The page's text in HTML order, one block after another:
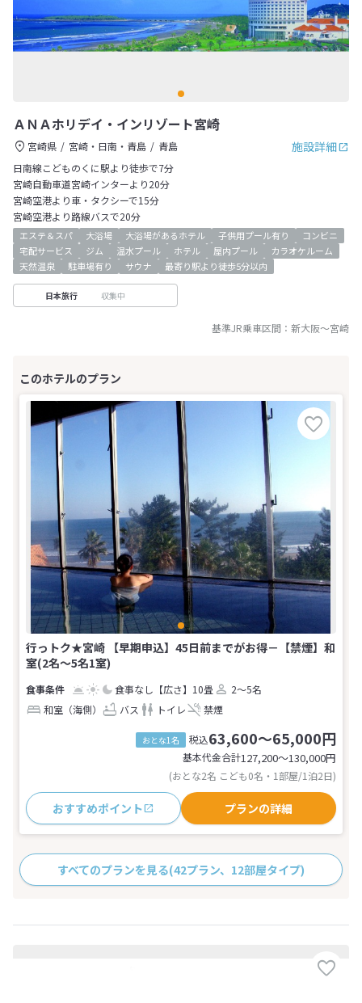
ＡＮＡホリデイ・インリゾート宮崎
施設詳細
宮崎県 宮崎・日南・青島
青島
日南線こどものくに駅より徒歩で7分
宮崎自動車道宮崎インターより20分
宮崎空港より車・タクシーで15分
宮崎空港より路線バスで20分
エステ＆スパ 大浴場 大浴場があるホテル 子供用プール有り
コンビニ
宅配サービス
ジム 温水プール ホテル 屋内プール
カラオケルーム
天然温泉
駐車場有り サウナ 最寄り駅より徒歩5分以内
日本旅行 収集中
基準JR乗車区間： 新大阪～宮崎
行っトク★宮崎 【早期申込】45日前までがお得－【禁煙】和
室(2名～5名1室)
食事なし 【広さ】10畳
2～5名
和室（海側）
バス トイレ 禁煙
おとな1名 税込63,600～65,000円
基本代金合計127,200〜130,000円
(おとな2名 こども0名・1部屋/1泊2日)
おすすめポイント プランの詳細
すべてのプランを見る(42プラン、12部屋タイプ)